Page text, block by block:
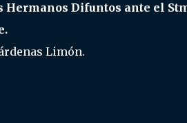
Hermanos Difuntos ante el
Limón.